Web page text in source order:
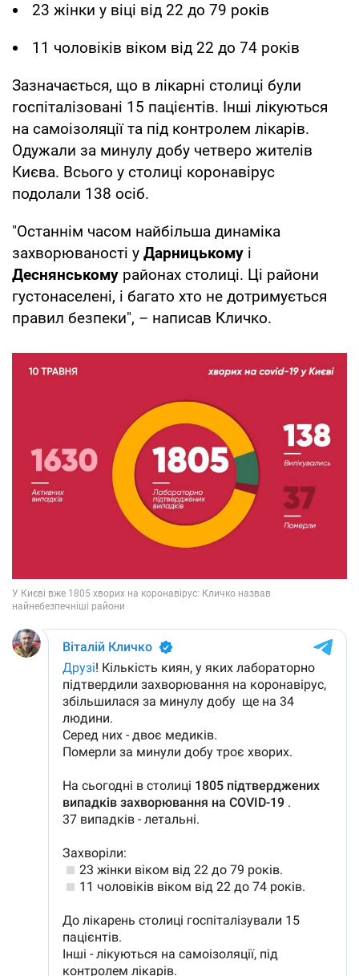
23 жінки у віці від 22 до 79 років
11 чоловіків віком від 22 до 74 років
Зазначається, що в лікарні столиці були
госпіталізовані 15 пацієнтів. Інші лікуються
на самоізоляції та під контролем лікарів.
Одужали за минулу добу четверо жителів
Києва. Всього у столиці коронавірус
подолали 138 осіб.
"Останнім часом найбільша динаміка
захворюваності у Дарницькому і
Деснянському районах столиці. Ці райони
густонаселені, і багато хто не дотримується
правил безпеки", – написав Кличко.